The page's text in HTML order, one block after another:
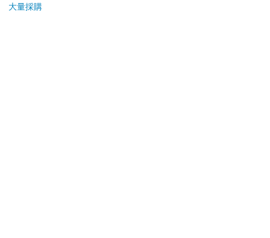
「通訊交易解除權合理例外情事適用準則」，以下商品購買
大量採購